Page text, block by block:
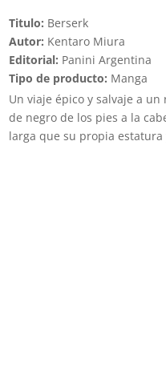
(Panini)
cantidad
Titulo: Berserk
Autor: Kentaro Miura
Editorial: Panini Argentina
Tipo de producto: Manga
Un viaje épico y salvaje a
de negro de los pies a la
larga que su propia